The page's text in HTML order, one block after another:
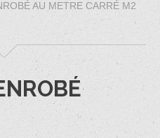
AU METRE CARRÉ M2